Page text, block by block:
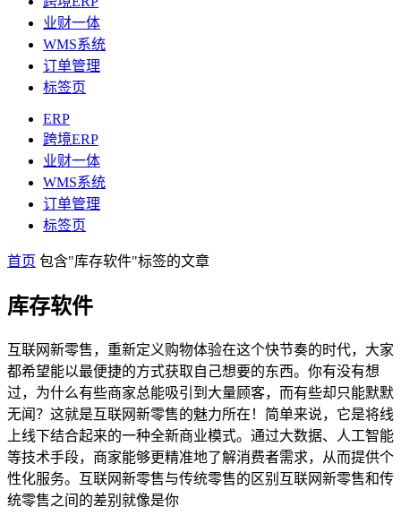
业财一体
WMS系统
订单管理
标签页
ERP
跨境ERP
业财一体
WMS系统
订单管理
标签页
首页 包含"库存软件"标签的文章
库存软件
互联网新零售，重新定义购物体验在这个快节奏的时代，大家
都希望能以最便捷的方式获取自己想要的东西。你有没有想
过，为什么有些商家总能吸引到大量顾客，而有些却只能默默
无闻？这就是互联网新零售的魅力所在！简单来说，它是将线
上线下结合起来的一种全新商业模式。通过大数据、人工智能
等技术手段，商家能够更精准地了解消费者需求，从而提供个
性化服务。互联网新零售与传统零售的区别互联网新零售和传
统零售之间的差别就像是你